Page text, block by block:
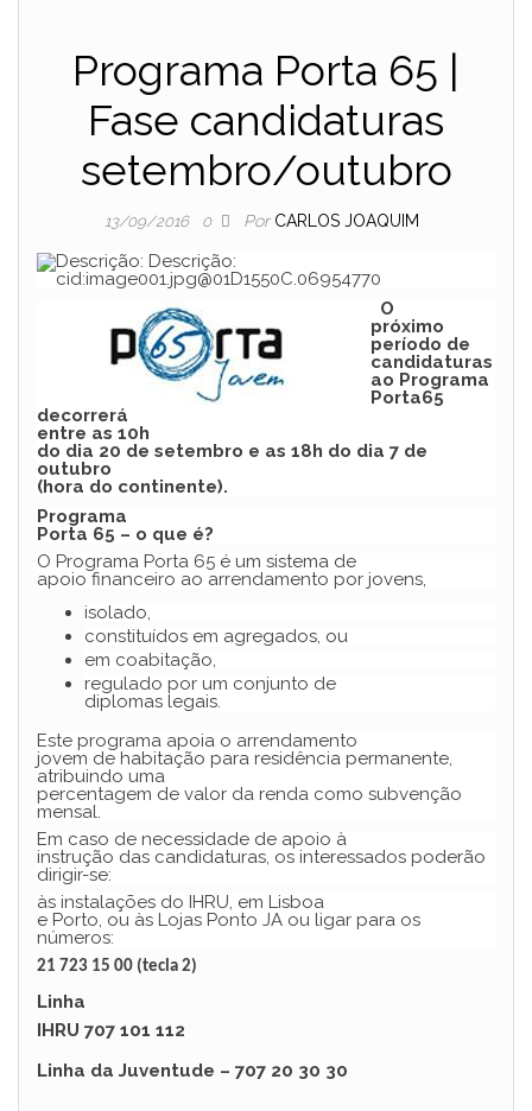
Programa Porta 65 |
Fase candidaturas
setembro/outubro
13/09/2016 0 Por CARLOS JOAQUIM
O
próximo
período de
candidaturas
ao Programa
Porta65
decorrerá
entre as 10h
do dia 20 de setembro e as 18h do dia 7 de
outubro
(hora do continente).
Programa
Porta 65 – o que é?
O Programa Porta 65 é um sistema de
apoio financeiro ao arrendamento por jovens,
isolado,
constituídos em agregados, ou
em coabitação,
regulado por um conjunto de
diplomas legais.
Este programa apoia o arrendamento
jovem de habitação para residência permanente,
atribuindo uma
percentagem de valor da renda como subvenção
mensal.
Em caso de necessidade de apoio à
instrução das candidaturas, os interessados poderão
dirigir-se:
às instalações do IHRU, em Lisboa
e Porto, ou às Lojas Ponto JA ou ligar para os
números:
21 723 15 00 (tecla 2)
Linha
IHRU 707 101 112
Linha da Juventude – 707 20 30 30